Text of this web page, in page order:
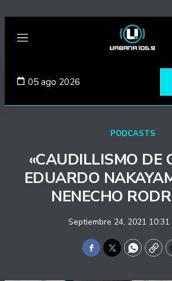
Menú
05 ago 2026
PODCASTS
«CAUDILLISMO DE
EDUARDO
NENECHO
Septiembre 24, 2021 10:31
Facebook
Twitter